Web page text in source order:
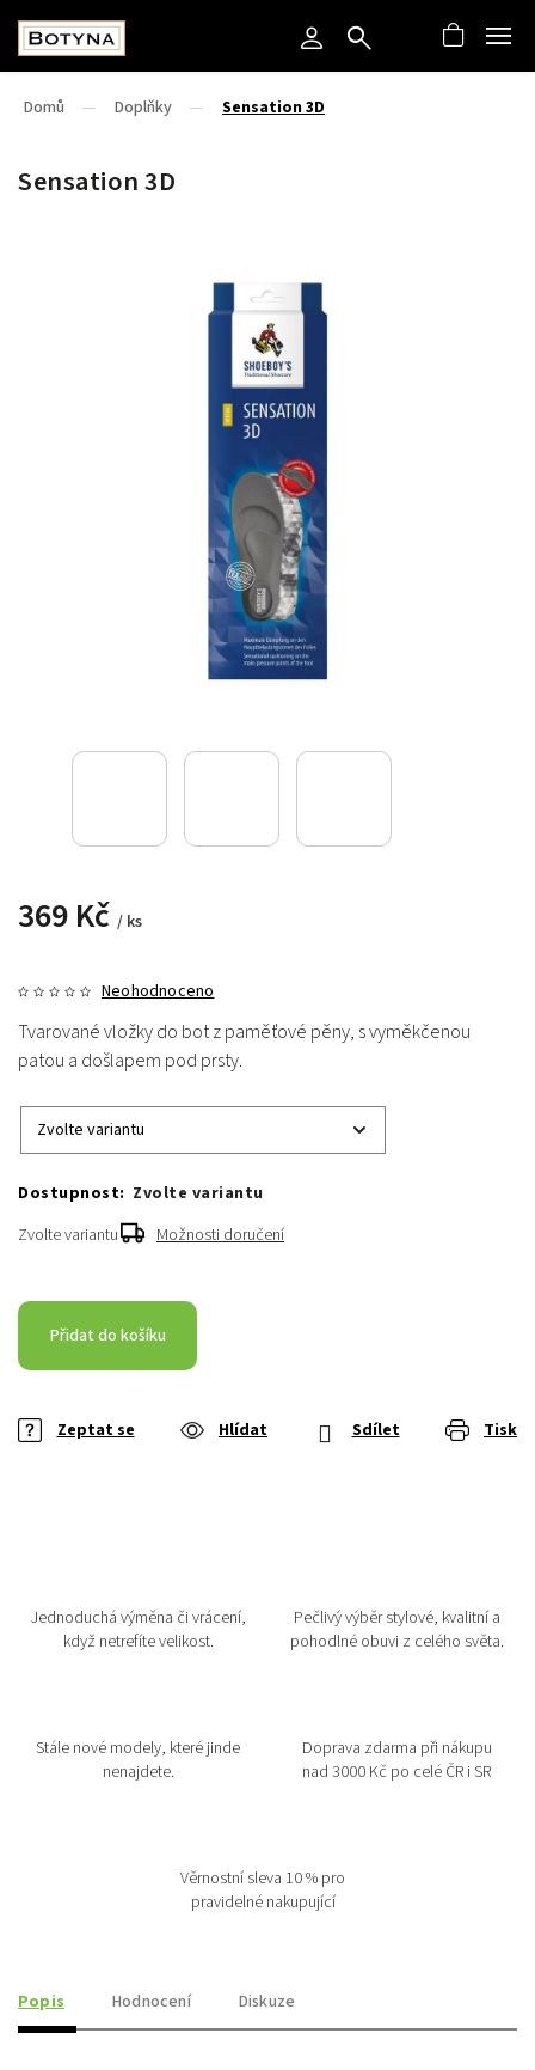
Domů / Doplňky / Sensation 3D
Sensation 3D
369 Kč / ks
Neohodnoceno
Tvarované vložky do bot z paměťové pěny, s vyměkčenou
patou a došlapem pod prsty.
Zvolte variantu
Zvolte variantu
Možnosti doručení
Přidat do košíku
Tisk
Zeptat se Hlídat Sdílet
Jednoduchá výměna či vrácení,
když netrefíte velikost.
Pečlivý výběr stylové, kvalitní a
pohodlné obuvi z celého světa.
Stále nové modely, které jinde
nenajdete.
Doprava zdarma při nákupu
nad 3000 Kč po celé ČR i SR
Věrnostní sleva 10 % pro
pravidelné nakupující
Popis Hodnocení Diskuze